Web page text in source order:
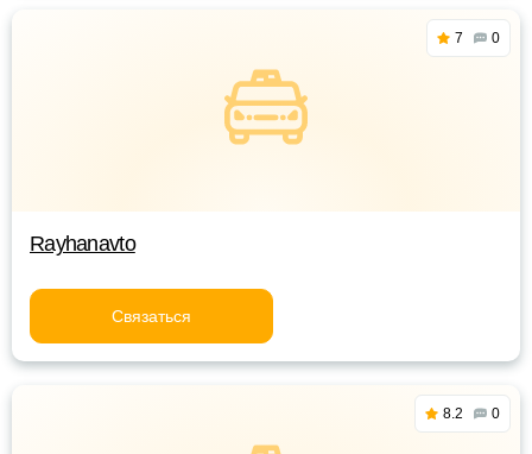
7 0
Rayhanavto
Связаться
8.2 0